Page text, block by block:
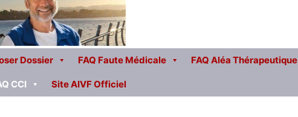
Dossier FAQ Faute Médicale FAQ Aléa Thérapeutique
CCI Site AIVF Officiel